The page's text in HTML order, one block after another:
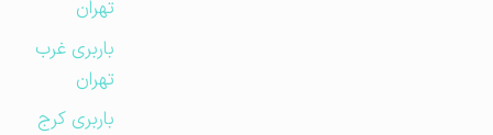
تهران
باربری غرب
تهران
باربری کرج